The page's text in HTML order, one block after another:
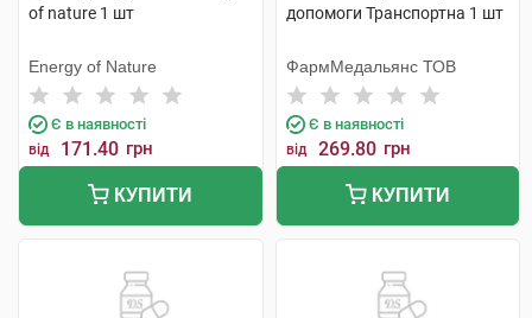
of nature 1 шт
Energy of Nature
Є в наявності
від 171.40 грн
КУПИТИ
допомоги Транспортна 1 шт
ФармМедальянс ТОВ
Є в наявності
від 269.80 грн
КУПИТИ